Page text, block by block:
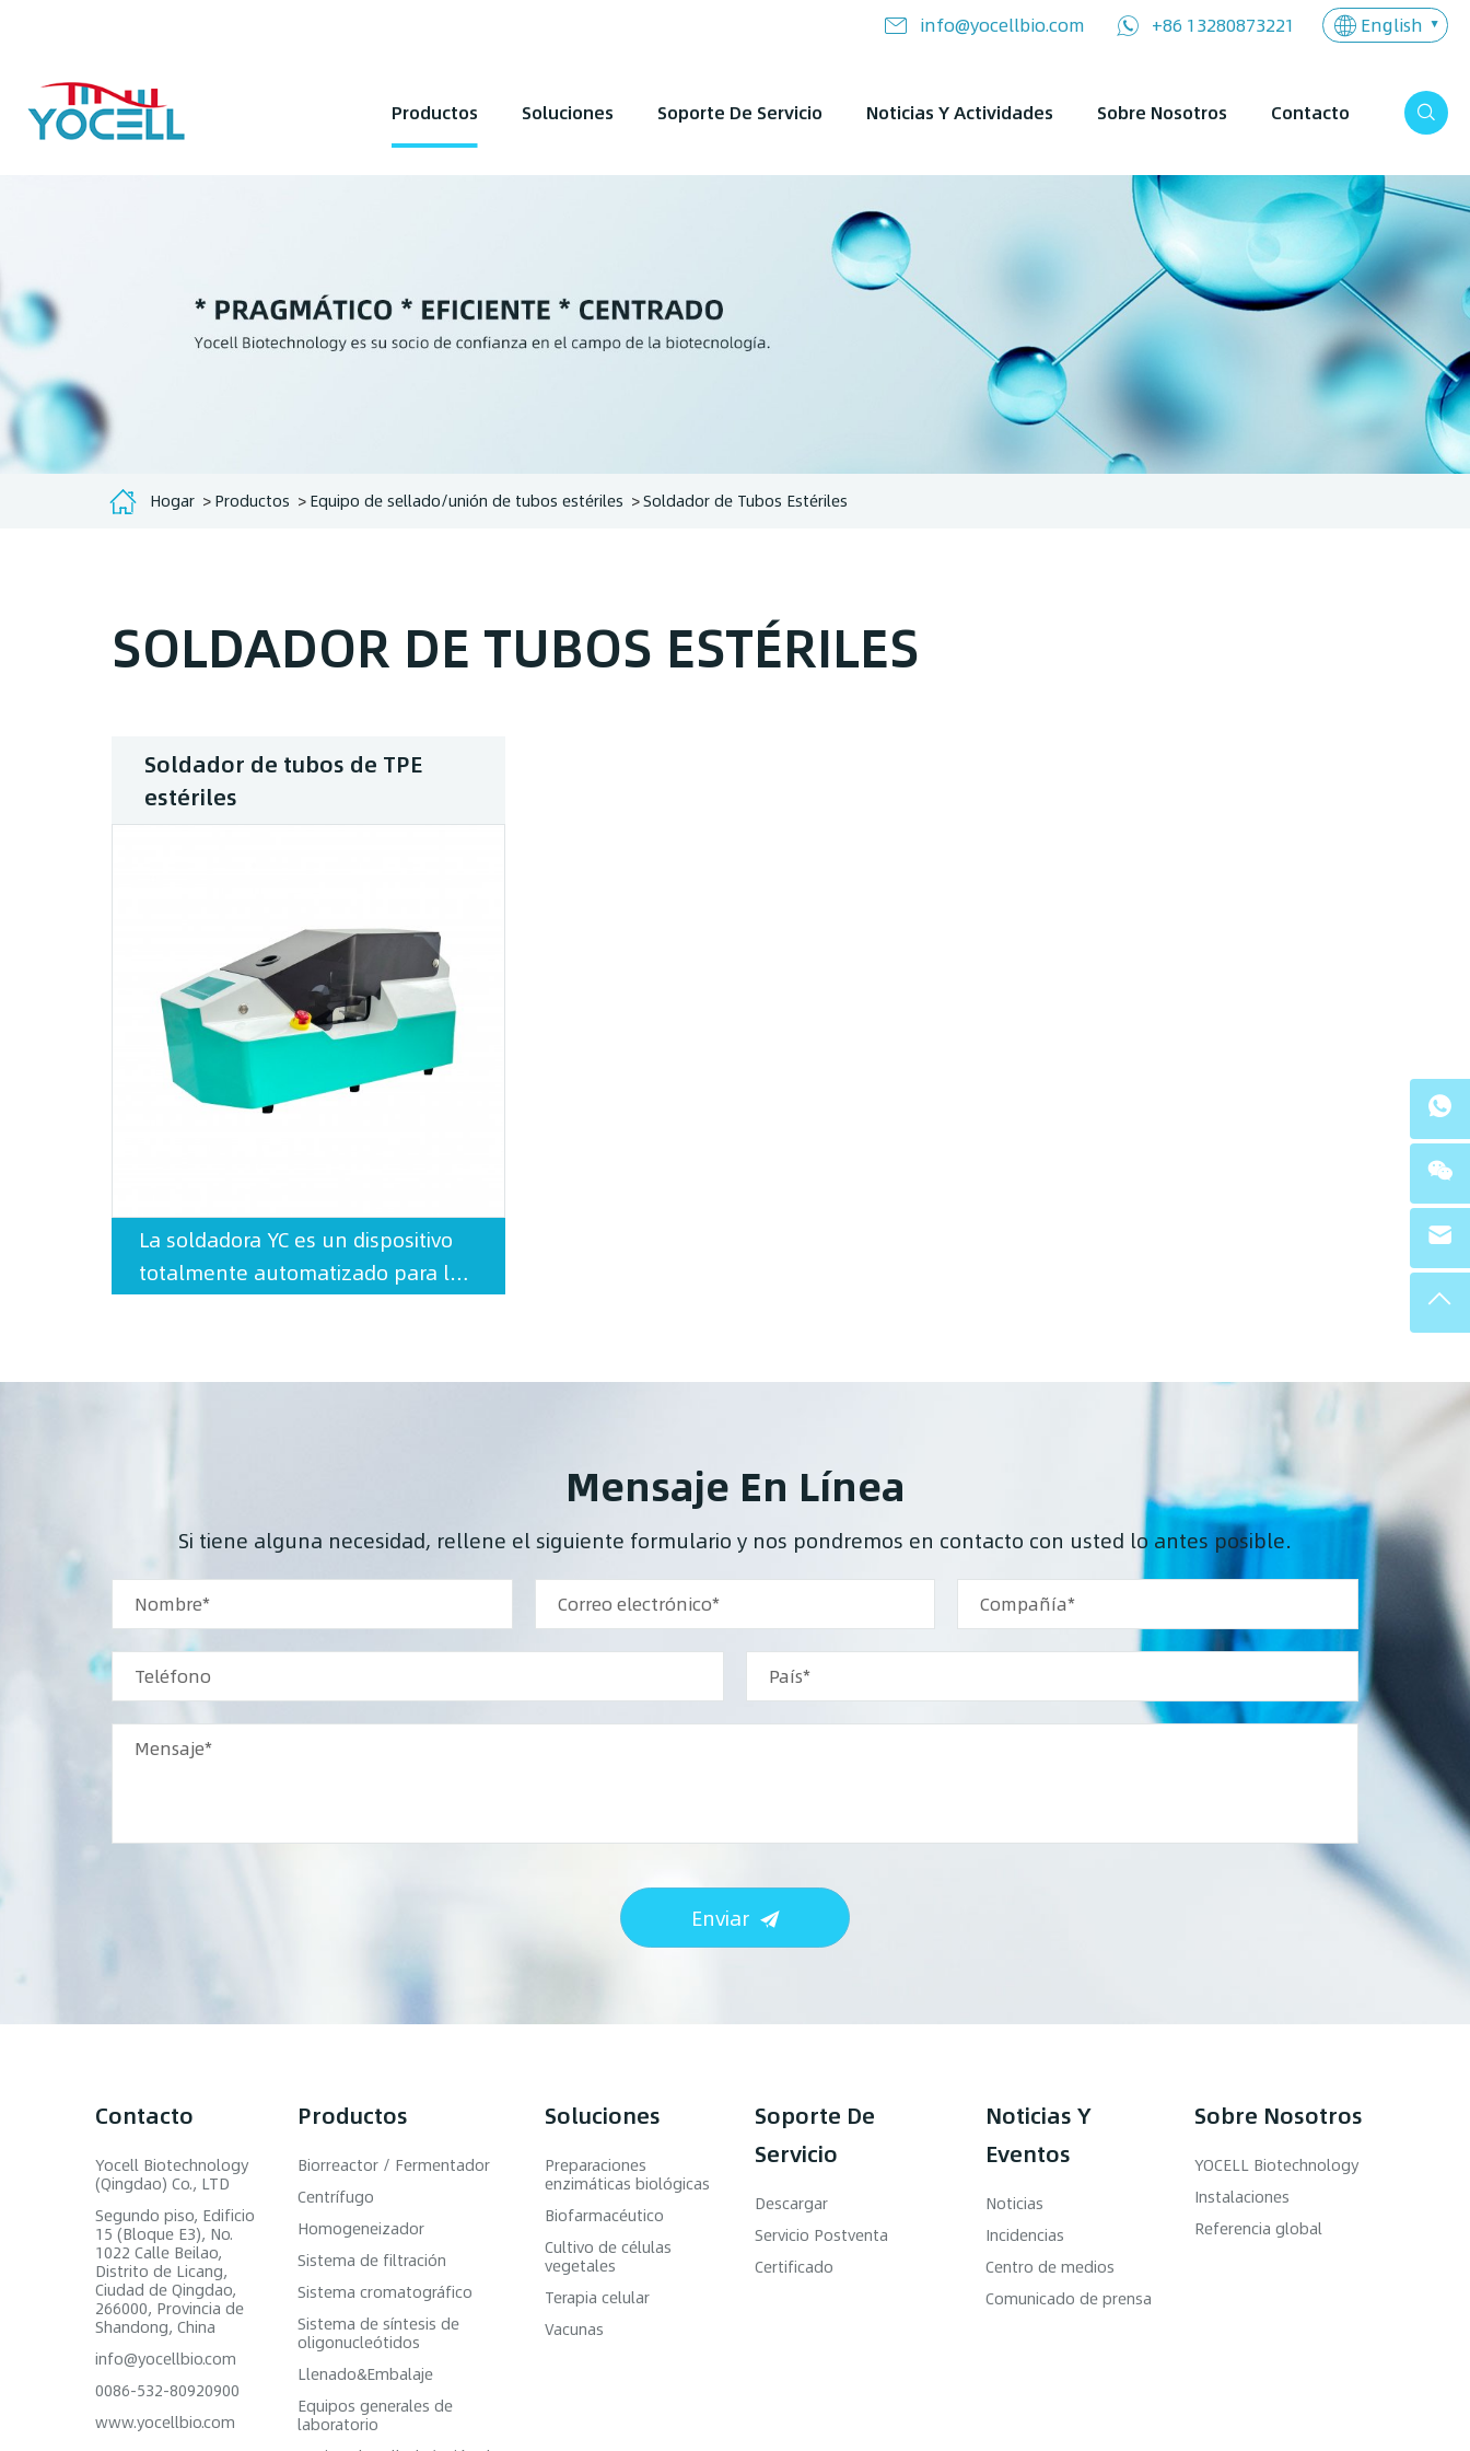
info@yocellbio.com +86 13280873221 English
Productos Soluciones Soporte De Servicio Noticias Y Actividades Sobre Nosotros Contacto
Hogar Productos Equipo de sellado/unión de tubos estériles Soldador de Tubos Estériles
SOLDADOR DE TUBOS ESTÉRILES
Soldador de tubos de TPE
estériles
La soldadora YC es un dispositivo
totalmente automatizado para la
Mensaje En Línea
Si tiene alguna necesidad, rellene el siguiente formulario y nos pondremos en contacto con usted lo antes posible.
Enviar
Contacto
Yocell Biotechnology
(Qingdao) Co., LTD
Segundo piso, Edificio
15 (Bloque E3), No.
1022 Calle Beilao,
Distrito de Licang,
Ciudad de Qingdao,
266000, Provincia de
Shandong, China
info@yocellbio.com
0086-532-80920900
www.yocellbio.com
Productos
Biorreactor / Fermentador
Centrífugo
Homogeneizador
Sistema de filtración
Sistema cromatográfico
Sistema de síntesis de
oligonucleótidos
Llenado&Embalaje
Equipos generales de
laboratorio
Soluciones
Preparaciones
enzimáticas biológicas
Biofarmacéutico
Cultivo de células
vegetales
Terapia celular
Vacunas
Soporte De
Servicio
Descargar
Servicio Postventa
Certificado
Noticias Y
Eventos
Noticias
Incidencias
Centro de medios
Comunicado de prensa
Sobre Nosotros
YOCELL Biotechnology
Instalaciones
Referencia global